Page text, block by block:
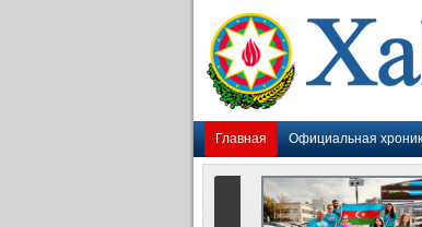
Главная Официальная